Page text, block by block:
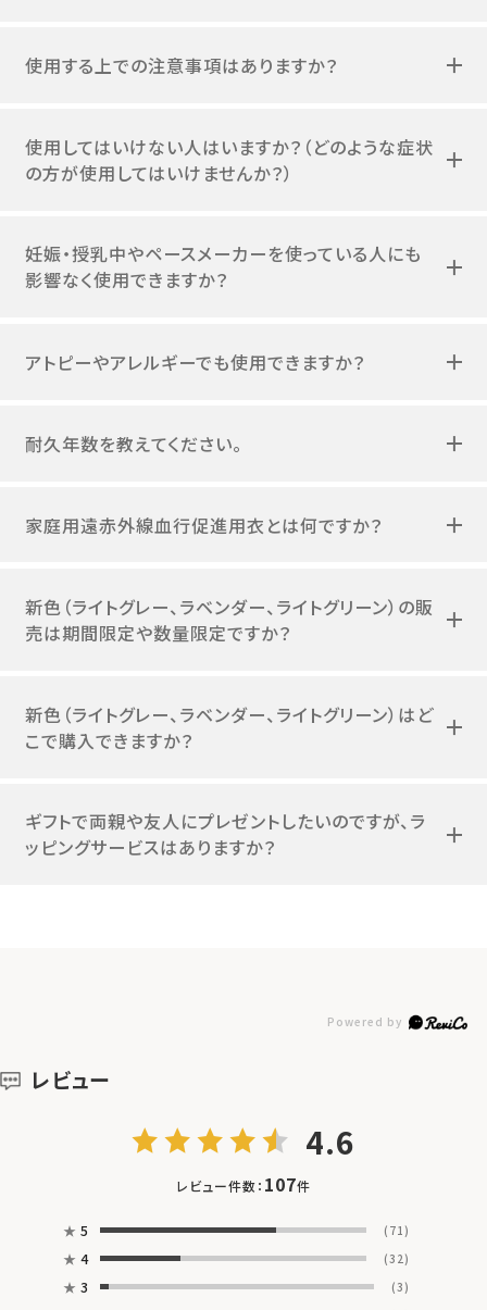
使用する上での注意事項はありますか？
使用してはいけない人はいますか？（どのような症状
の方が使用してはいけませんか？）
妊娠・授乳中やペースメーカーを使っている人にも
影響なく使用できますか？
アトピーやアレルギーでも使用できますか？
耐久年数を教えてください。
家庭用遠赤外線血行促進用衣とは何ですか？
新色（ライトグレー、ラベンダー、ライトグリーン）の販
売は期間限定や数量限定ですか？
新色（ライトグレー、ラベンダー、ライトグリーン）はど
こで購入できますか？
ギフトで両親や友人にプレゼントしたいのですが、ラ
ッピングサービスはありますか？
レビュー
4.6
レビュー件数： 107件
★ 5 (71)
★ 4 (32)
★ 3 (3)